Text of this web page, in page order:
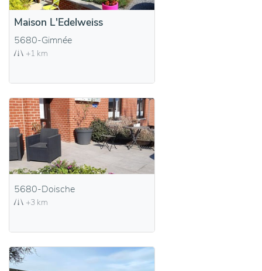
Maison L'Edelweiss
5680-Gimnée
+1 km
5680-Doische
+3 km